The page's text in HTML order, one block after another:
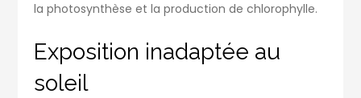
la photosynthèse et la production de chlorophylle.
Exposition inadaptée au
soleil